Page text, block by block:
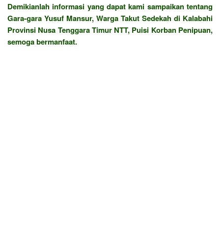
Demikianlah informasi yang dapat kami sampaikan tentang
Gara-gara Yusuf Mansur, Warga Takut Sedekah di Kalabahi
Provinsi Nusa Tenggara Timur NTT, Puisi Korban Penipuan,
semoga bermanfaat.